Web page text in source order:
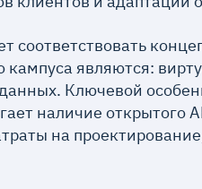
являются:
Ключевой
наличие
на